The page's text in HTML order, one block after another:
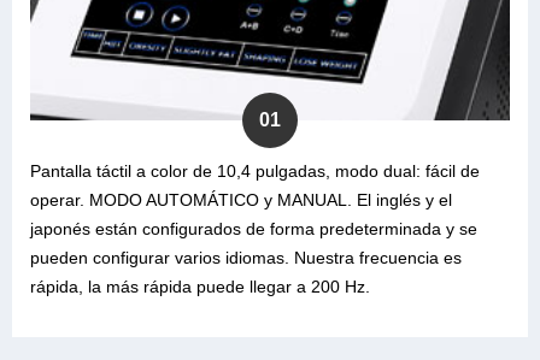
01
Pantalla táctil a color de 10,4 pulgadas, modo dual: fácil de
operar. MODO AUTOMÁTICO y MANUAL. El inglés y el
japonés están configurados de forma predeterminada y se
pueden configurar varios idiomas. Nuestra frecuencia es
rápida, la más rápida puede llegar a 200 Hz.